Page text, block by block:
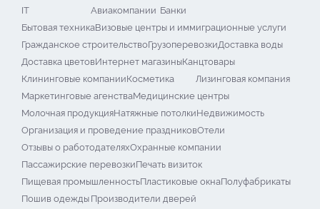
IT Авиакомпании Банки
Бытовая техникаВизовые центры и иммиграционные услуги
Гражданское строительствоГрузоперевозкиДоставка воды
Доставка цветовИнтернет магазиныКанцтовары
Клининговые компанииКосметика
Лизинговая компания
Маркетинговые агенстваМедицинские центры
Молочная продукцияНатяжные потолкиНедвижимость
Организация и проведение праздниковОтели
Отзывы о работодателяхОхранные компании
Пассажирские перевозкиПечать визиток
Пищевая промышленностьПластиковые окнаПолуфабрикаты
Пошив одежды Производители дверей